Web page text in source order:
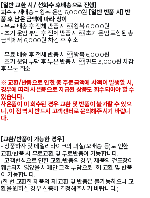
[일반 교환 시 / 선회수 후배송으로 진행]
회수 + 재배송 = 왕복 운임 6,000원 [일반 반품 시] 반
품 후 남은 금액에 따라 상이
- 무료 배송 후 전체 반품 시  왕복 6,000원
- 초기 운임 부담 후 전체 반품 시  초기 운임 포함된 총
금액에서 6,000원 차감 후 취소
- 무료 배송 후 전체 반품 시  왕복 6,000원
- 초기 운임 부담 후 부분 반품 시  편도 3,000원 차감
후 부분 취소
※ 교환/반품으로 인한 총 주문금액에 차액이 발생할 시,
경우에 따라 사은품으로 지급된 상품도 회수되어야 할 수
있습니다.
사은품이 미 회수된 경우 교환 및 반품이 불가할 수 있으
니, 이 점 역시 반드시 고객센터로 문의해주시기 바랍니
다.
[교환/반품이 가능한 경우]
- 상품하자 및 데일리라이크의 과실(오배송 등)로 인한
교환/반품 시 무료교환 및 무료반품이 가능합니다.
- 고객변심으로 인한 교환/반품의 경우, 제품의 겉포장이
훼손되지 않았을 시에만 고객 부담으로 1회 교환 및 반품
이 가능합니다.
(한 번 교환한 제품의 재 교환 및 반품은 불가능하오니 교
환을 원하실 경우 신중히 결정해주시기 바랍니다.)